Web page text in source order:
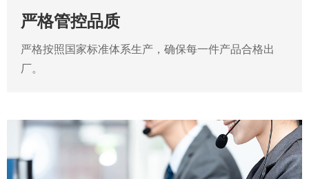
严格管控品质
严格按照国家标准体系生产，确保每一件产品合格出
厂。